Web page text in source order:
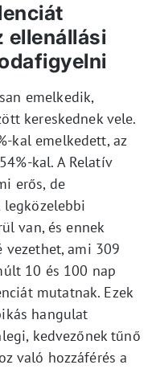
ellenállási
emelkedik,
kereskednek vele.
kal emelkedett, az
kal. A Relatív
erős, de
van, és ennek
ami 309
10 és 100 nap
mutatnak. Ezek
hangulat
kedvezőnek tűnő
való hozzáférés a